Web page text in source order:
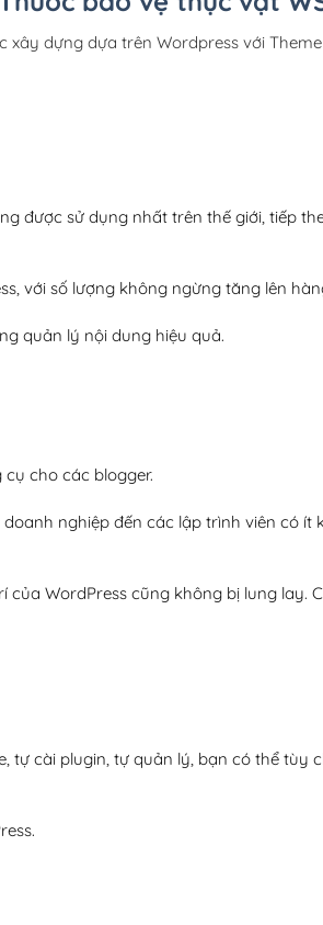
Hosting
xây dựng dựa trên Wordpress với
được sử dụng nhất trên thế giới, tiếp
với số lượng không ngừng tăng lên
quản lý nội dung hiệu quả.
cho các blogger.
nghiệp đến các lập trình viên có ít
WordPress cũng không bị lung lay.
tự cài plugin, tự quản lý, bạn có thể tùy